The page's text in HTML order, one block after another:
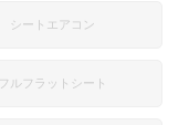
シートエアコン
フルフラットシート